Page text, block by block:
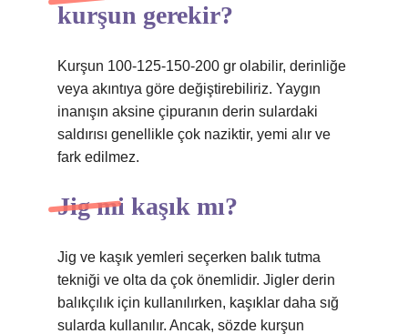
kurşun gerekir?
Kurşun 100-125-150-200 gr olabilir, derinliğe
veya akıntıya göre değiştirebiliriz. Yaygın
inanışın aksine çipuranın derin sulardaki
saldırısı genellikle çok naziktir, yemi alır ve
fark edilmez.
Jig mi kaşık mı?
Jig ve kaşık yemleri seçerken balık tutma
tekniği ve olta da çok önemlidir. Jigler derin
balıkçılık için kullanılırken, kaşıklar daha sığ
sularda kullanılır. Ancak, sözde kurşun